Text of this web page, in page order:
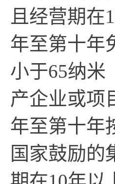
且经营期
年至第十年
小于65纳米
产企业或项
年至第十年
国家鼓励的